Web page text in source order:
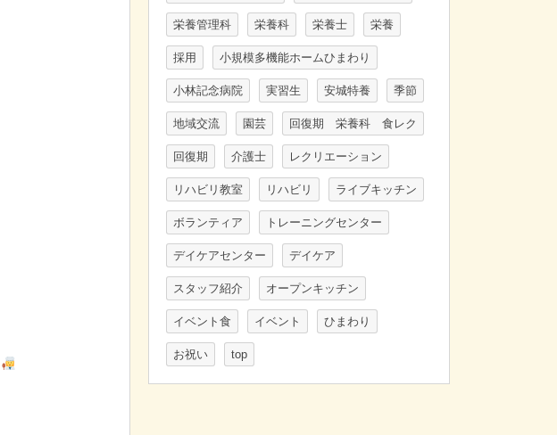
栄養管理科 栄養科 栄養士 栄養
採用 小規模多機能ホームひまわり
小林記念病院 実習生 安城特養 季節
地域交流 園芸 回復期 栄養科 食レク
回復期 介護士 レクリエーション
リハビリ教室 リハビリ ライブキッチン
ボランティア トレーニングセンター
デイケアセンター デイケア
スタッフ紹介 オープンキッチン
イベント食 イベント ひまわり
お祝い top